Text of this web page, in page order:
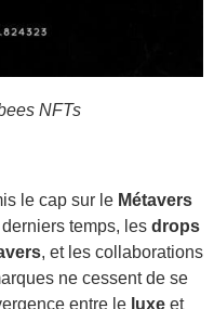
NFTs
le cap sur le Métavers
temps, les drops
, et les collaborations
ne cessent de se
entre le luxe et